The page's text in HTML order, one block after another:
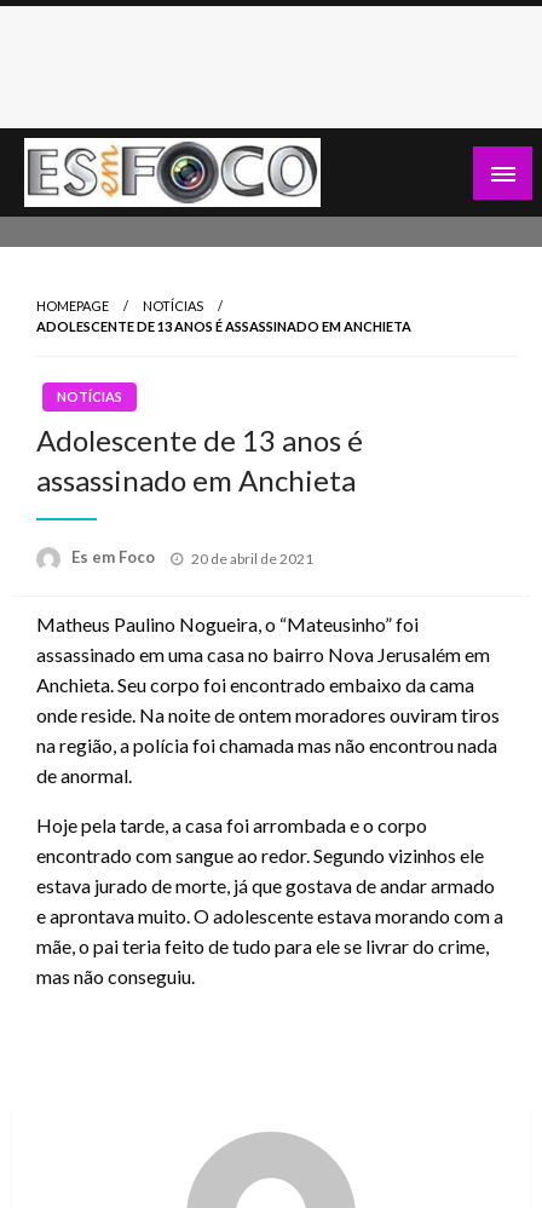
Skip
HOMEPAGE
NOTÍCIAS
ADOLESCENTE DE 13 ANOS É ASSASSINADO EM ANCHIETA
NOTÍCIAS
Adolescente de 13 anos é
assassinado em Anchieta
Es em Foco
Posted
20 de abril de 2021
Matheus Paulino Nogueira, o “Mateusinho” foi
assassinado em uma casa no bairro Nova Jerusalém em
Anchieta. Seu corpo foi encontrado embaixo da cama
onde reside. Na noite de ontem moradores ouviram tiros
na região, a polícia foi chamada mas não encontrou nada
de anormal.
Hoje pela tarde, a casa foi arrombada e o corpo
encontrado com sangue ao redor. Segundo vizinhos ele
estava jurado de morte, já que gostava de andar armado
e aprontava muito. O adolescente estava morando com a
mãe, o pai teria feito de tudo para ele se livrar do crime,
mas não conseguiu.